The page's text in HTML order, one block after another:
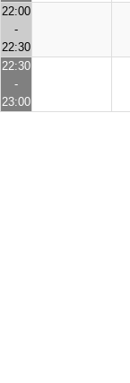
22:00
-
22:30
22:30
-
23:00